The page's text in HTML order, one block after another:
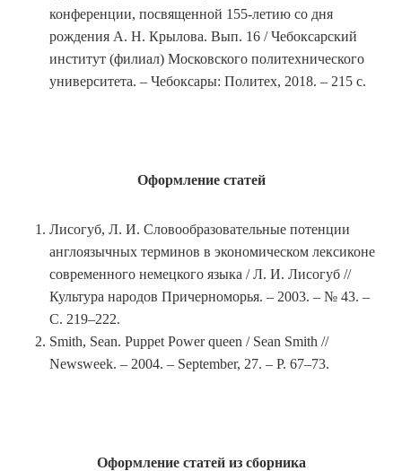
конференции, посвященной 155-летию со дня
рождения А. Н. Крылова. Вып. 16 / Чебоксарский
институт (филиал) Московского политехнического
университета. – Чебоксары: Политех, 2018. – 215 с.
Оформление статей
Лисогуб, Л. И. Словообразовательные потенции
англоязычных терминов в экономическом лексиконе
современного немецкого языка / Л. И. Лисогуб //
Культура народов Причерноморья. – 2003. – № 43. –
С. 219–222.
Smith, Sean. Puppet Power queen / Sean Smith //
Newsweek. – 2004. – September, 27. – Р. 67–73.
Оформление статей из сборника